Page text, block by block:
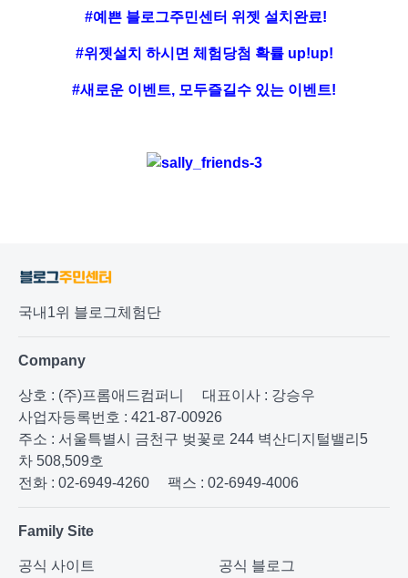
#예쁜 블로그주민센터 위젯 설치완료!
#위젯설치 하시면 체험당첨 확률 up!up!
#새로운 이벤트, 모두즐길수 있는 이벤트!
국내1위 블로그체험단
Company
상호 : (주)프롬애드컴퍼니
대표이사 : 강승우
사업자등록번호 : 421-87-00926
주소 : 서울특별시 금천구 벚꽃로 244 벽산디지털밸리5
차 508,509호
전화 : 02-6949-4260
팩스 : 02-6949-4006
Family Site
공식 사이트 공식 블로그